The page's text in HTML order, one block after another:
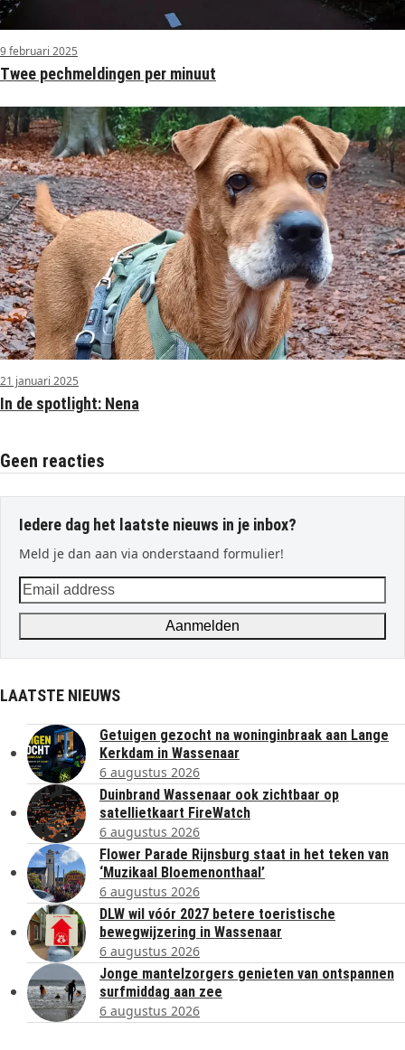
9 februari 2025
Twee pechmeldingen per minuut
21 januari 2025
In de spotlight: Nena
Geen reacties
Iedere dag het laatste nieuws in je inbox?
Meld je dan aan via onderstaand formulier!
Email
address
Aanmelden
LAATSTE NIEUWS
Getuigen gezocht na woninginbraak aan Lange
Kerkdam in Wassenaar
6 augustus 2026
Duinbrand Wassenaar ook zichtbaar op
satellietkaart FireWatch
6 augustus 2026
Flower Parade Rijnsburg staat in het teken van
‘Muzikaal Bloemenonthaal’
6 augustus 2026
DLW wil vóór 2027 betere toeristische
bewegwijzering in Wassenaar
6 augustus 2026
Jonge mantelzorgers genieten van ontspannen
surfmiddag aan zee
6 augustus 2026